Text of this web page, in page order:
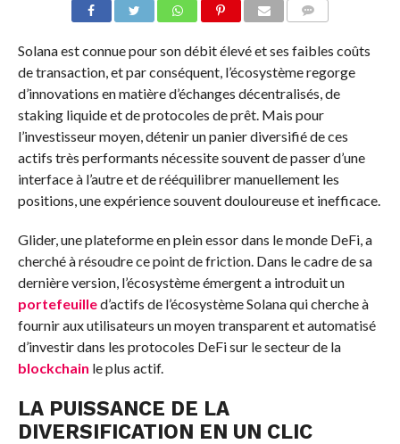
Solana est connue pour son débit élevé et ses faibles coûts
de transaction, et par conséquent, l’écosystème regorge
d’innovations en matière d’échanges décentralisés, de
staking liquide et de protocoles de prêt. Mais pour
l’investisseur moyen, détenir un panier diversifié de ces
actifs très performants nécessite souvent de passer d’une
interface à l’autre et de rééquilibrer manuellement les
positions, une expérience souvent douloureuse et inefficace.
Glider, une plateforme en plein essor dans le monde DeFi, a
cherché à résoudre ce point de friction. Dans le cadre de sa
dernière version, l’écosystème émergent a introduit un
portefeuilled’actifs de l’écosystème Solana qui cherche à
fournir aux utilisateurs un moyen transparent et automatisé
d’investir dans les protocoles DeFi sur le secteur de la
blockchain le plus actif.
LA PUISSANCE DE LA
DIVERSIFICATION EN UN CLIC